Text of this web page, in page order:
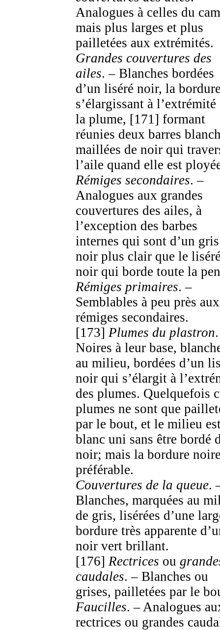
Analogues à celles du
mais plus larges et plus
pailletées aux extrémités.
Grandes couvertures des
ailes. – Blanches bordées
d’un liséré noir, la
s’élargissant à l’extrémité
la plume, [171] formant
réunies deux barres
maillées de noir qui
l’aile quand elle est
Rémiges secondaires. –
Analogues aux grandes
couvertures des ailes, à
l’exception des barbes
internes qui sont d’un gris
noir plus clair que le
noir qui borde toute la
Rémiges primaires. –
Semblables à peu près aux
rémiges secondaires.
[173] Plumes du plastron
Noires à leur base,
au milieu, bordées d’un
noir qui s’élargit à
des plumes. Quelquefois
plumes ne sont que
par le bout, et le milieu
blanc uni sans être bordé
noir; mais la bordure
préférable.
Couvertures de la queue.
Blanches, marquées au
de gris, lisérées d’une
bordure très apparente
noir vert brillant.
[176] Rectrices ou
caudales. – Blanches ou
grises, pailletées par le
Faucilles. – Analogues
rectrices ou grandes